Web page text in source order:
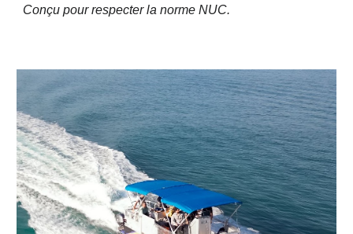
Conçu pour respecter la norme NUC.